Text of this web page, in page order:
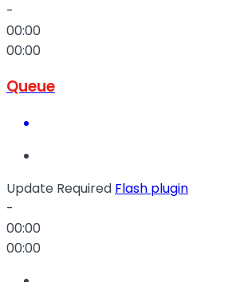
-
00:00
00:00
Queue
Update Required Flash plugin
-
00:00
00:00